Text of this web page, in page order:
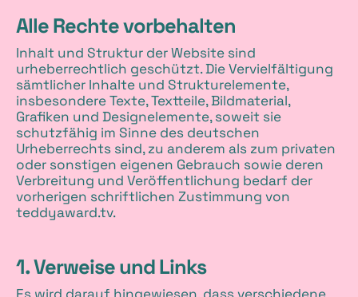
Alle Rechte vorbehalten
Inhalt und Struktur der Website sind
urheberrechtlich geschützt. Die Vervielfältigung
sämtlicher Inhalte und Strukturelemente,
insbesondere Texte, Textteile, Bildmaterial,
Grafiken und Designelemente, soweit sie
schutzfähig im Sinne des deutschen
Urheberrechts sind, zu anderem als zum privaten
oder sonstigen eigenen Gebrauch sowie deren
Verbreitung und Veröffentlichung bedarf der
vorherigen schriftlichen Zustimmung von
teddyaward.tv.
1. Verweise und Links